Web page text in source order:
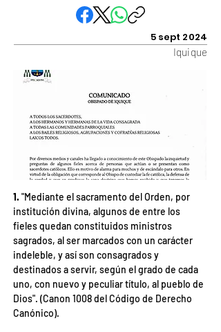
5 sept 2024
Iquique
1. "Mediante el sacramento del Orden, por
institución divina, algunos de entre los
fieles quedan constituidos ministros
sagrados, al ser marcados con un carácter
indeleble, y así son consagrados y
destinados a servir, según el grado de cada
uno, con nuevo y peculiar título, al pueblo de
Dios". (Canon 1008 del Código de Derecho
Canónico).